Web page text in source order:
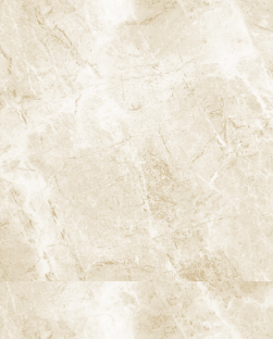
〒166-0004 東京都杉並区阿佐谷
JR中央線(快速)「阿佐ケ谷駅」徒歩